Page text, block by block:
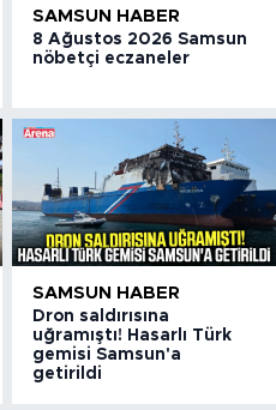
SAMSUN HABER
8 Ağustos 2026 Samsun
nöbetçi eczaneler
SAMSUN HABER
Dron saldırısına
uğramıştı! Hasarlı Türk
gemisi Samsun'a
getirildi